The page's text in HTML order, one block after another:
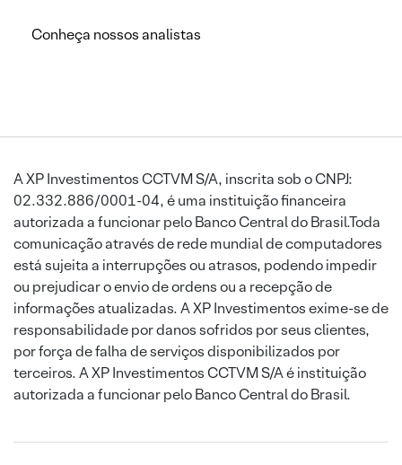
Conheça nossos analistas
A XP Investimentos CCTVM S/A, inscrita sob o CNPJ:
02.332.886/0001-04, é uma instituição financeira
autorizada a funcionar pelo Banco Central do Brasil.Toda
comunicação através de rede mundial de computadores
está sujeita a interrupções ou atrasos, podendo impedir
ou prejudicar o envio de ordens ou a recepção de
informações atualizadas. A XP Investimentos exime-se de
responsabilidade por danos sofridos por seus clientes,
por força de falha de serviços disponibilizados por
terceiros. A XP Investimentos CCTVM S/A é instituição
autorizada a funcionar pelo Banco Central do Brasil.